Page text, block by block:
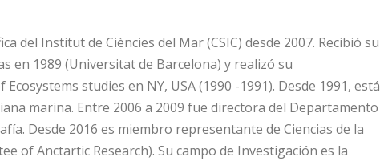
del Institut de Ciències del Mar (CSIC) desde 2007. Recibió su
en 1989 (Universitat de Barcelona) y realizó su
studies en NY, USA (1990 -1991). Desde 1991, está
marina. Entre 2006 a 2009 fue directora del Departamento
Desde 2016 es miembro representante de Ciencias de la
of Anctartic Research). Su campo de Investigación es la